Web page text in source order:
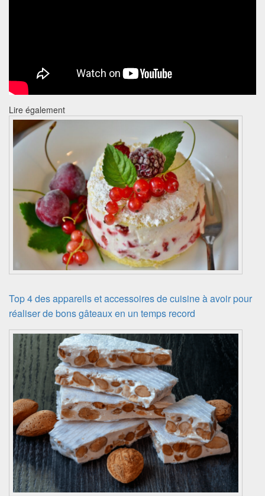
Lire également
Top 4 des appareils et accessoires de cuisine à avoir pour
réaliser de bons gâteaux en un temps record